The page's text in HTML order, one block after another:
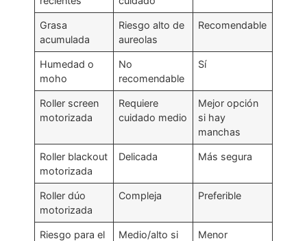
Grasa
acumulada
Riesgo alto de
aureolas
Recomendable
Humedad o
moho
No
recomendable
Sí
Roller screen
motorizada
Requiere
cuidado medio
Mejor opción
si hay
manchas
Roller blackout
motorizada
Delicada Más segura
Roller dúo
motorizada
Compleja Preferible
Riesgo para el
Medio/alto si
Menor